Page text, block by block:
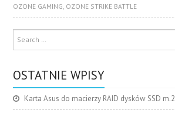
OZONE GAMING, OZONE STRIKE BATTLE
OSTATNIE WPISY
Karta Asus do macierzy RAID dysków SSD m.2